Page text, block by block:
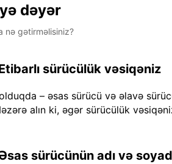
dəyər
nə gətirməlisiniz?
sürücülük vəsiqəniz
– əsas sürücü və əlavə
alın ki, əgər sürücülük
sürücünün adı və